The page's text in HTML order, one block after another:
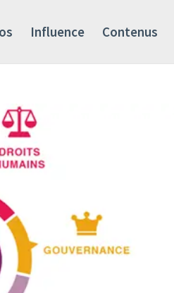
Influence Contenus